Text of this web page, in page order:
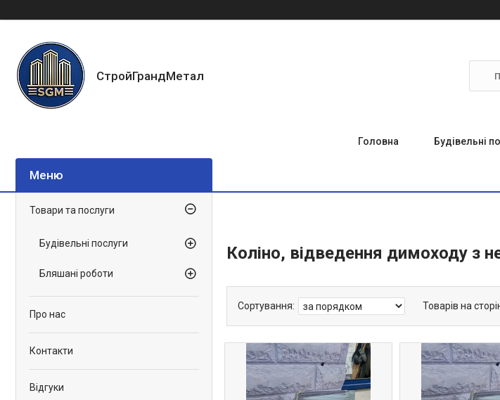
СтройГрандМетал
Головна Будівельні
Коліно, відведення димоходу з
Товари та послуги
Будівельні послуги
Бляшані роботи
Про нас
Контакти
Відгуки